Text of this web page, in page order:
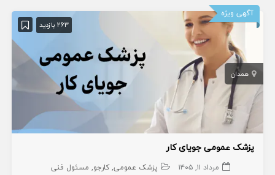
آگهی ویژه
263 بازدید
همدان
پزشک عمومی جویای کار
مرداد ۱۱, ۱۴۰۵ پزشک عمومی کارجو مسئول فنی